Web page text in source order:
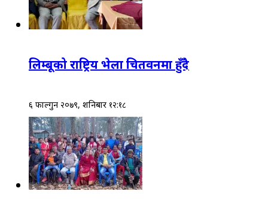
लिम्बूको राष्ट्रिय भेला चितवनमा हुँदै
६ फाल्गुन २०७९, शनिबार १२:१८